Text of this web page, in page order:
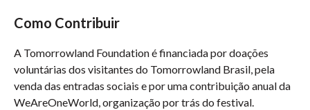
Como Contribuir
A Tomorrowland Foundation é financiada por doações
voluntárias dos visitantes do Tomorrowland Brasil, pela
venda das entradas sociais e por uma contribuição anual da
WeAreOneWorld, organização por trás do festival.